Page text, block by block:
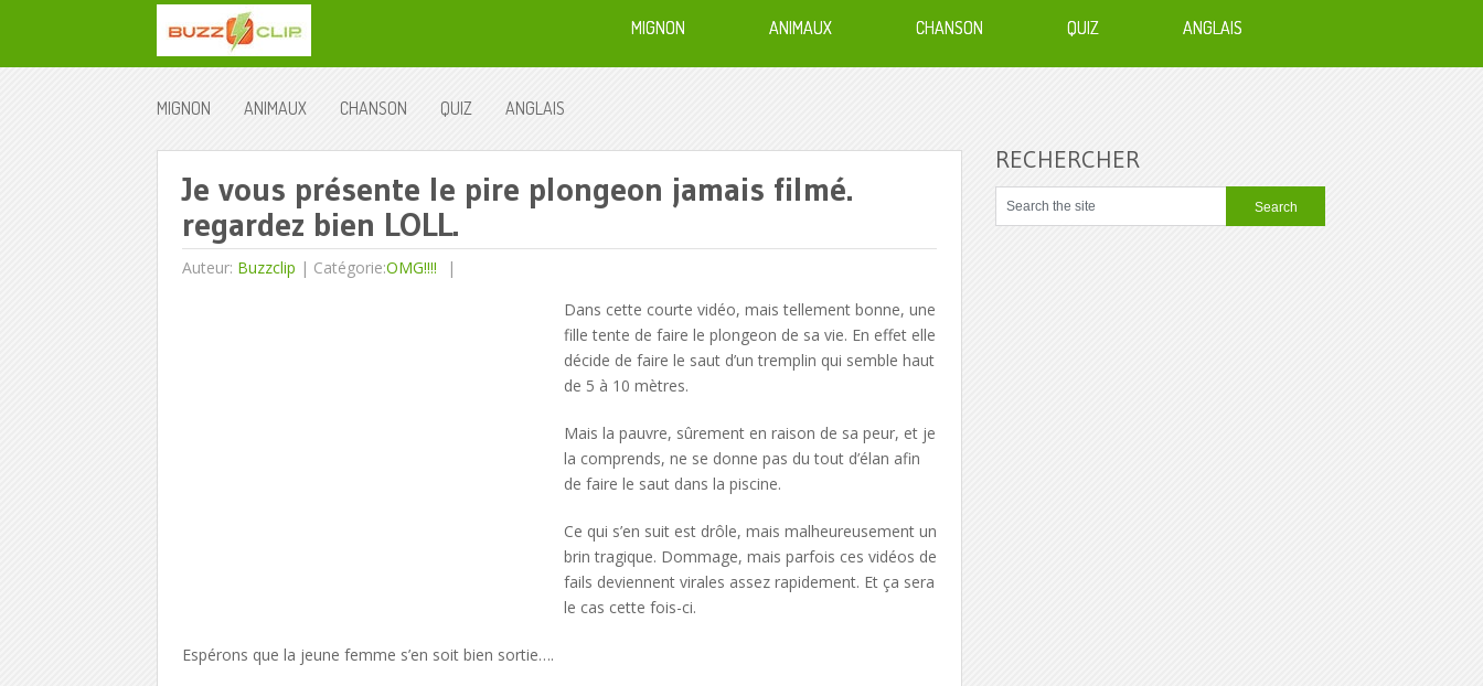
MIGNON ANIMAUX CHANSON QUIZ ANGLAIS
MIGNON ANIMAUX CHANSON QUIZ ANGLAIS
Je vous présente le pire plongeon jamais filmé.
regardez bien LOLL.
Auteur: Buzzclip | Catégorie:OMG!!!!
Dans cette courte vidéo, mais tellement bonne, une
fille tente de faire le plongeon de sa vie. En effet elle
décide de faire le saut d’un tremplin qui semble haut
de 5 à 10 mètres.
Mais la pauvre, sûrement en raison de sa peur, et je
la comprends, ne se donne pas du tout d’élan afin
de faire le saut dans la piscine.
Ce qui s’en suit est drôle, mais malheureusement un
brin tragique. Dommage, mais parfois ces vidéos de
fails deviennent virales assez rapidement. Et ça sera
le cas cette fois-ci.
Espérons que la jeune femme s’en soit bien sortie….
RECHERCHER